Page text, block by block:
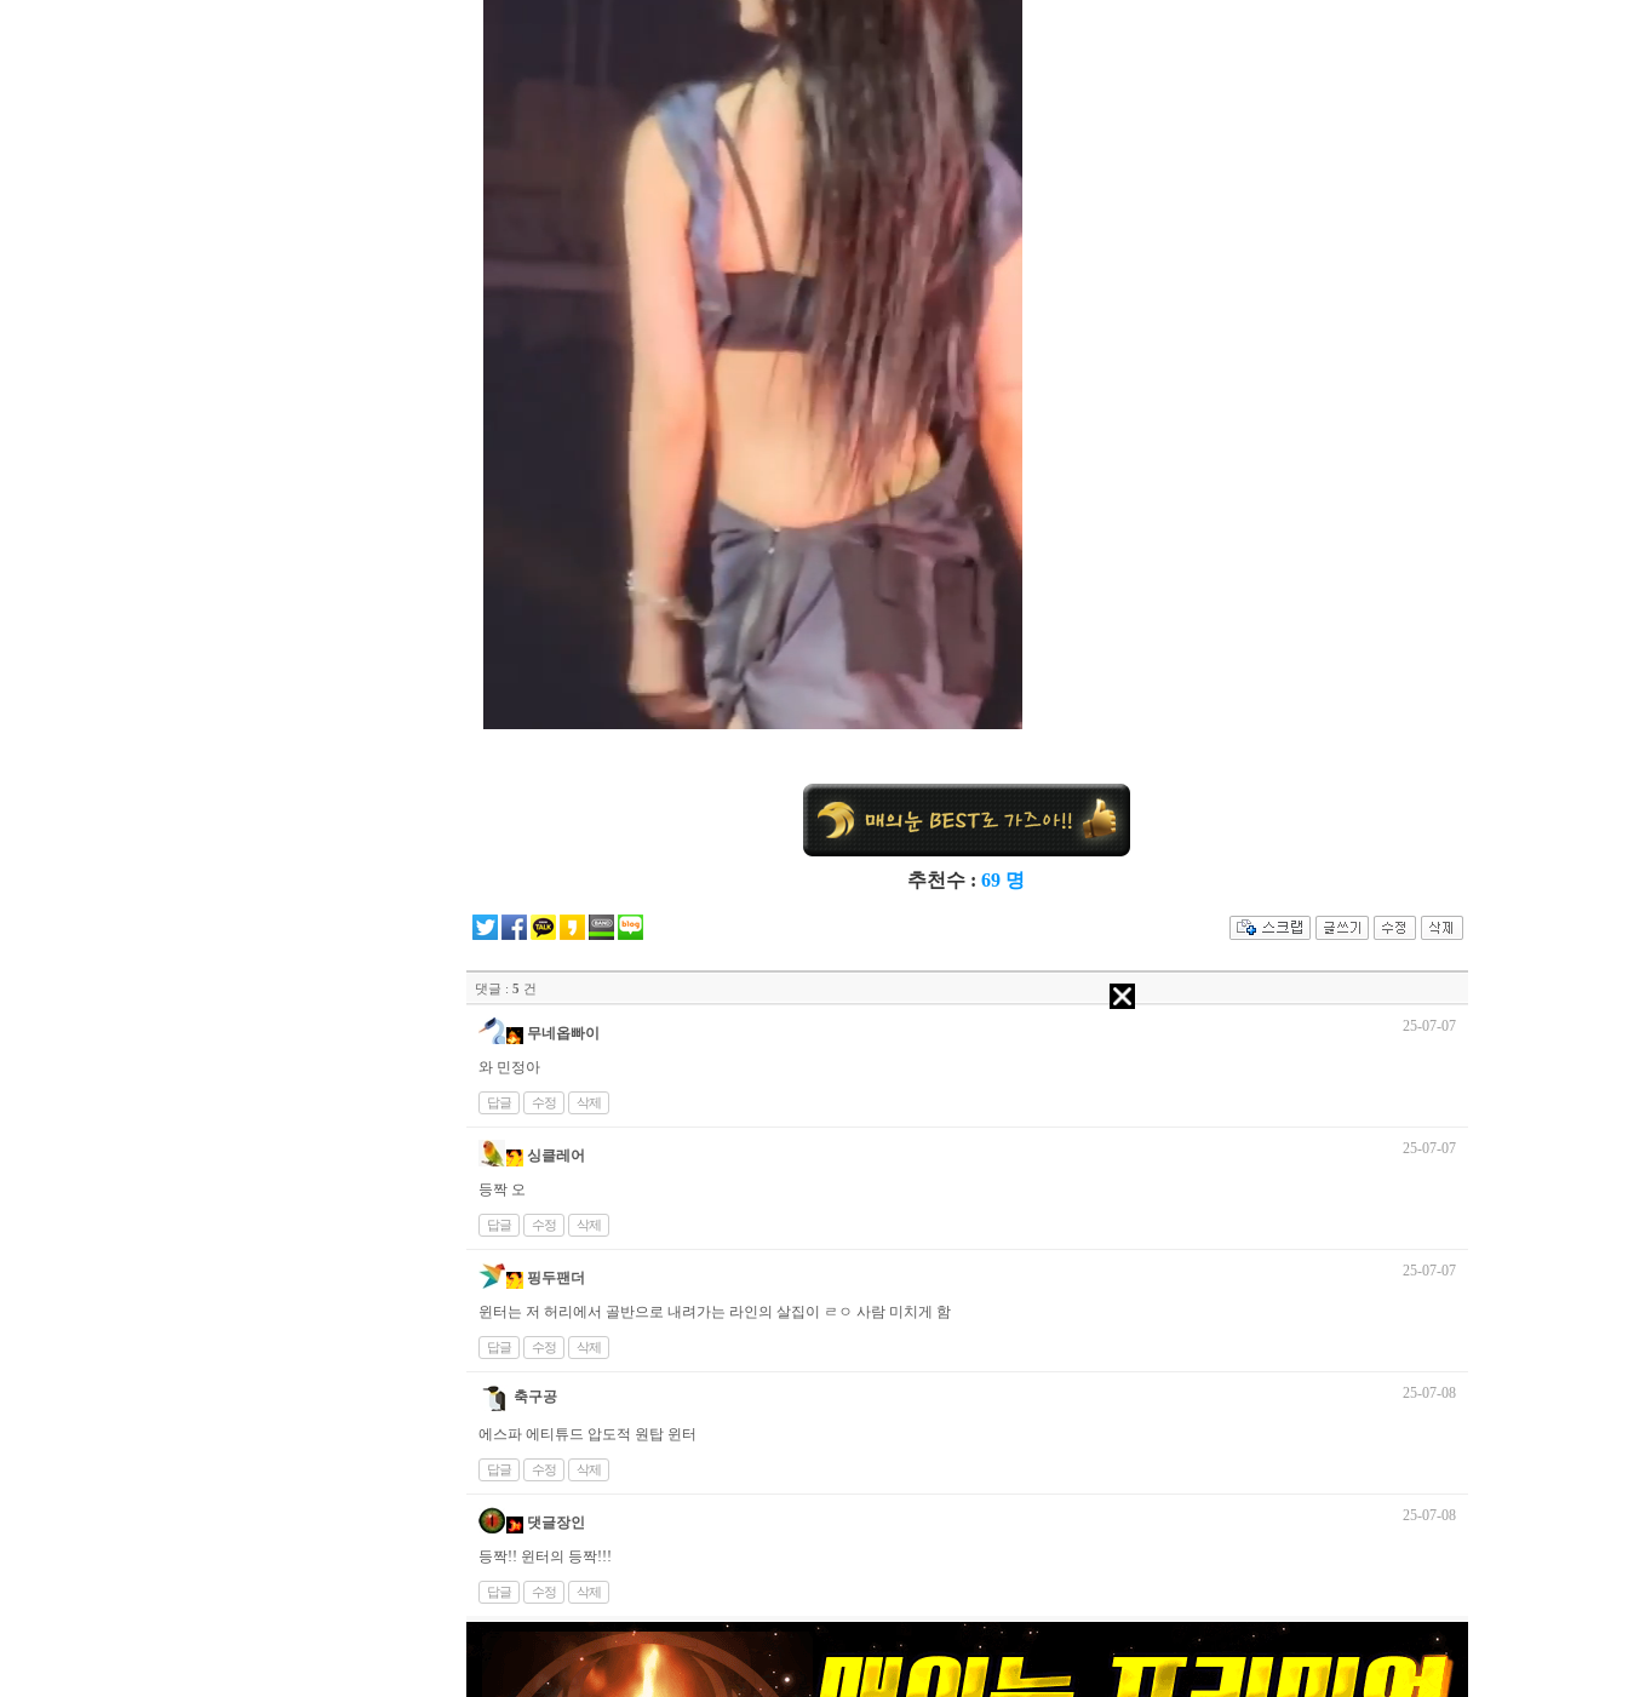
추천수 : 69 명
댓글 : 5 건
무네옵빠이 25-07-07
와 민정아
답글 수정 삭제
싱클레어 25-07-07
등짝 오
답글 수정 삭제
핑두팬더 25-07-07
윈터는 저 허리에서 골반으로 내려가는 라인의 살집이 ㄹㅇ 사람 미치게 함
답글 수정 삭제
축구공 25-07-08
에스파 에티튜드 압도적 원탑 윈터
답글 수정 삭제
댓글장인 25-07-08
등짝!! 윈터의 등짝!!!
답글 수정 삭제